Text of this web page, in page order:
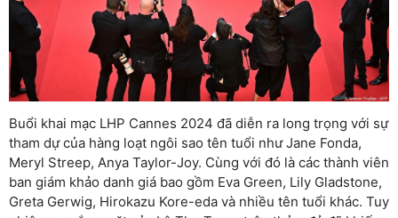
Buổi khai mạc LHP Cannes 2024 đã diễn ra long trọng với sự
tham dự của hàng loạt ngôi sao tên tuổi như Jane Fonda,
Meryl Streep, Anya Taylor-Joy. Cùng với đó là các thành viên
ban giám khảo danh giá bao gồm Eva Green, Lily Gladstone,
Greta Gerwig, Hirokazu Kore-eda và nhiều tên tuổi khác. Tuy